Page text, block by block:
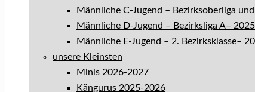
Männliche C-Jugend – Bezirksoberliga
Männliche D-Jugend – Bezirksliga A–
Männliche E-Jugend – 2. Bezirksklasse–
unsere Kleinsten
Minis 2026-2027
Kängurus 2025-2026